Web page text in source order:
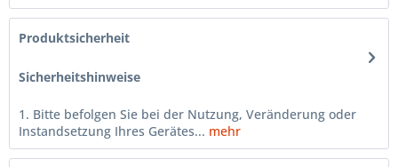
Produktsicherheit
Sicherheitshinweise
1. Bitte befolgen Sie bei der Nutzung, Veränderung oder
Instandsetzung Ihres Gerätes... mehr